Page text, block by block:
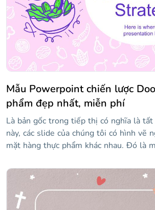
ngoài ra, một số biểu tượng mô tả một
những cảm xúc khác nhau.
Mẫu Powerpoint chiến lược
phẩm đẹp nhất, miễn phí
Là bản gốc trong tiếp thị có nghĩa là
này, các slide của chúng tôi có hình vẽ
mặt hàng thực phẩm khác nhau. Đó là
bóng lời thoại, vì vậy có điều đó! Mục
khuyến mãi: tất cả dữ liệu của bạn đều